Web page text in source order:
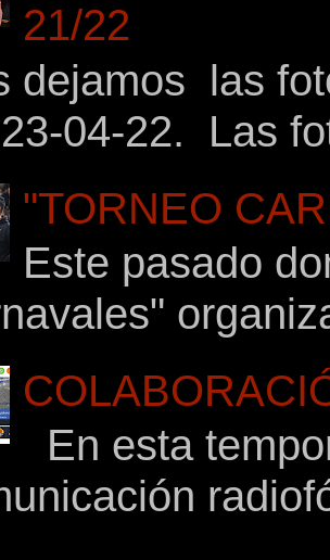
21/22
dejamos las
04-22. Las
"TORNEO
Este pasado
En esta